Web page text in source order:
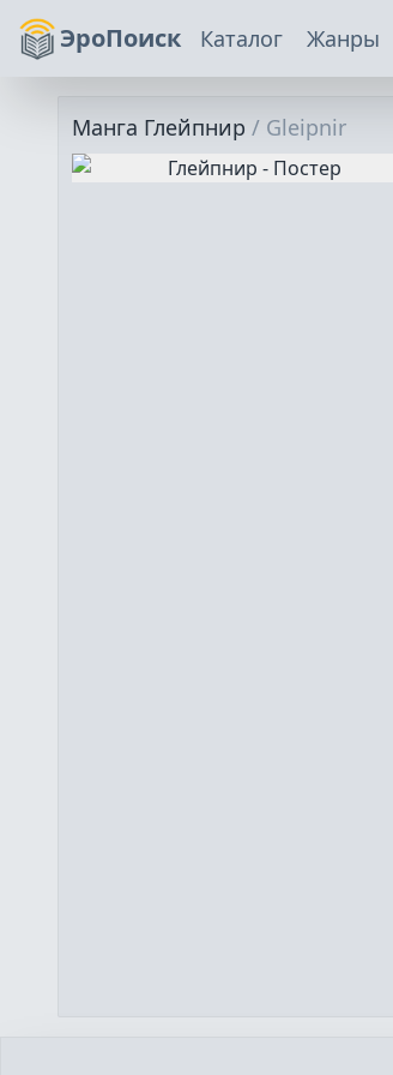
ЭроПоиск Каталог Жанры
Манга Глейпнир / Gleipnir